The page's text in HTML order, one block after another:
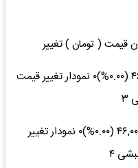
قیمت ( تومان ) تغییر
هر کیلو نبشی ۳ ایرانی ۶ متری ۹ ۴۶,۰۰۰ (۰.۰۰%)۰ نمودار تغییر قیمت
هر کیلو نبشی ۴ ایرانی ۶ متری ۱۵ ۴۶,۰۰۰ (۰.۰۰%)۰ نمودار تغییر
۴